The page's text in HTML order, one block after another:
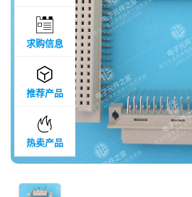

求购信息

推荐产品

热卖产品